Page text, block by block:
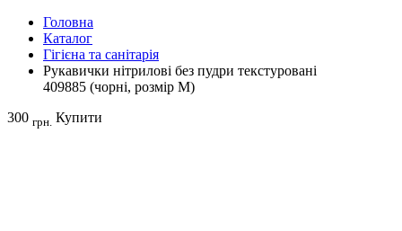
Головна
Каталог
Гігієна та санітарія
Рукавички нітрилові без пудри текстуровані
409885 (чорні, розмір M)
300 грн. Купити